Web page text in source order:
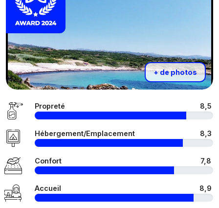
+ de photos
Propreté 8,5
Hébergement/Emplacement 8,3
Confort 7,8
Accueil 8,9